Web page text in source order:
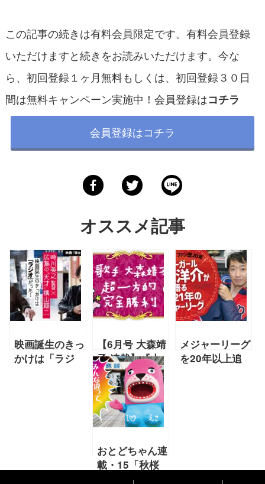
この記事の続きは有料会員限定です。有料会員登録
いただけますと続きをお読みいただけます。今な
ら、初回登録１ヶ月無料もしくは、初回登録３０日
間は無料キャンペーン実施中！会員登録はコチラ
会員登録はコチラ
オススメ記事
映画誕生のきっ
かけは「ラジ
【6月号 大森靖
子 連載】『大
森靖子の超一方
的完全勝利』
メジャーリーグ
を20年以上追
おとどちゃん連
載・15「秋桜
と金木犀」